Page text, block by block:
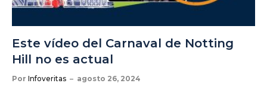
Este vídeo del Carnaval de Notting
Hill no es actual
Por Infoveritas agosto 26, 2024